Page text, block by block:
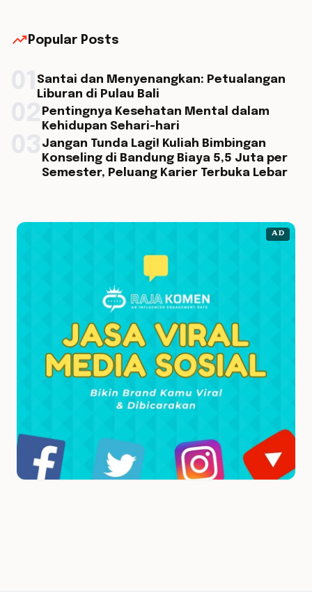
trending_up Popular Posts
Santai dan Menyenangkan: Petualangan
Liburan di Pulau Bali
Pentingnya Kesehatan Mental dalam
Kehidupan Sehari-hari
Jangan Tunda Lagi! Kuliah Bimbingan
Konseling di Bandung Biaya 5,5 Juta per
Semester, Peluang Karier Terbuka Lebar
AD